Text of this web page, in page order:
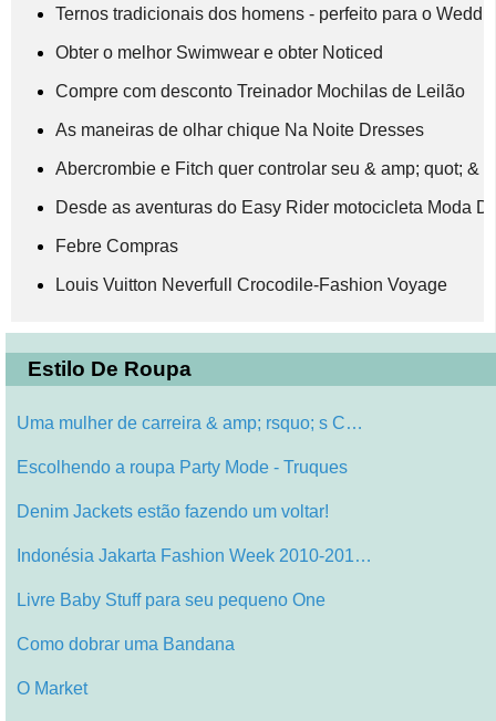
Ternos tradicionais dos homens - perfeito para o
Obter o melhor Swimwear e obter Noticed
Compre com desconto Treinador Mochilas de Leilão
As maneiras de olhar chique Na Noite Dresses
Abercrombie e Fitch quer controlar seu & amp; quot; &
Desde as aventuras do Easy Rider motocicleta Moda
Febre Compras
Louis Vuitton Neverfull Crocodile-Fashion Voyage
Estilo De Roupa
Uma mulher de carreira & amp; rsquo; s C…
Escolhendo a roupa Party Mode - Truques
Denim Jackets estão fazendo um voltar!
Indonésia Jakarta Fashion Week 2010-201…
Livre Baby Stuff para seu pequeno One
Como dobrar uma Bandana
O Market